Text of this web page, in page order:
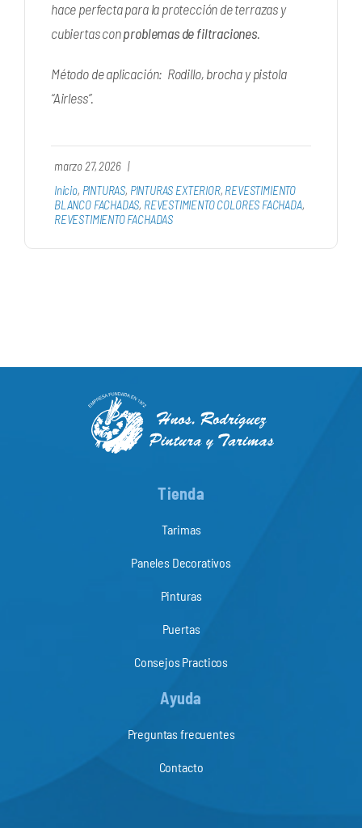
hace perfecta para la protección de terrazas y
cubiertas conproblemas de filtraciones.
Método de aplicación: Rodillo, brocha y pistola
“Airless”.
marzo 27, 2026 |
Inicio, PINTURAS, PINTURAS EXTERIOR, REVESTIMIENTO
BLANCO FACHADAS, REVESTIMIENTO COLORES FACHADA,
REVESTIMIENTO FACHADAS
Tienda
Tarimas
Paneles Decorativos
Pinturas
Puertas
Consejos Practicos
Ayuda
Preguntas frecuentes
Contacto